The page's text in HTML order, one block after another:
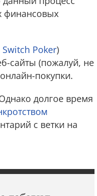
финансовых
Switch Poker)
сайты (пожалуй, не
покупки.
долгое время
с ветки на